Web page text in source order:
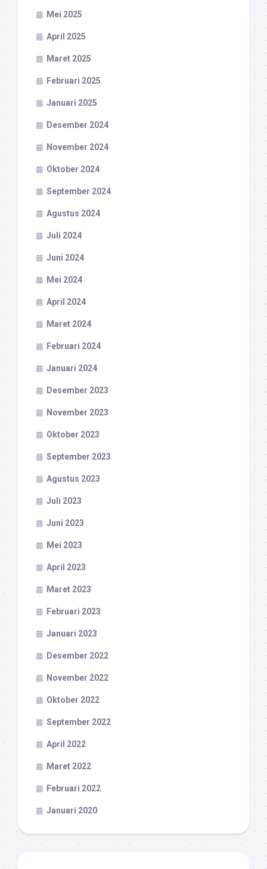
Mei 2025
April 2025
Maret 2025
Februari 2025
Januari 2025
Desember 2024
November 2024
Oktober 2024
September 2024
Agustus 2024
Juli 2024
Juni 2024
Mei 2024
April 2024
Maret 2024
Februari 2024
Januari 2024
Desember 2023
November 2023
Oktober 2023
September 2023
Agustus 2023
Juli 2023
Juni 2023
Mei 2023
April 2023
Maret 2023
Februari 2023
Januari 2023
Desember 2022
November 2022
Oktober 2022
September 2022
April 2022
Maret 2022
Februari 2022
Januari 2020